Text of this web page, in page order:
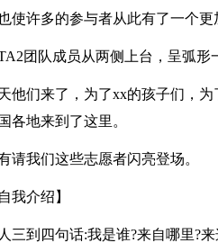
使许多的参与者从此有了一个
团队成员从两侧上台，呈弧形
他们来了，为了xx的孩子们，
各地来到了这里。
请我们这些志愿者闪亮登场。
我介绍】
三到四句话:我是谁?来自哪里?